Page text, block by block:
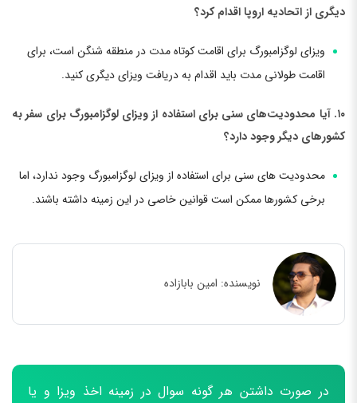
دیگری از اتحادیه اروپا اقدام کرد؟
ویزای لوگزامبورگ برای اقامت کوتاه مدت در منطقه شنگن است، برای
اقامت طولانی مدت باید اقدام به دریافت ویزای دیگری کنید.
۱۰. آیا محدودیت‌های سنی برای استفاده از ویزای لوگزامبورگ برای سفر به
کشورهای دیگر وجود دارد؟
محدودیت های سنی برای استفاده از ویزای لوگزامبورگ وجود ندارد، اما
برخی کشورها ممکن است قوانین خاصی در این زمینه داشته باشند.
نویسنده: امین بابازاده
در صورت داشتن هر گونه سوال در زمینه اخذ ویزا و یا